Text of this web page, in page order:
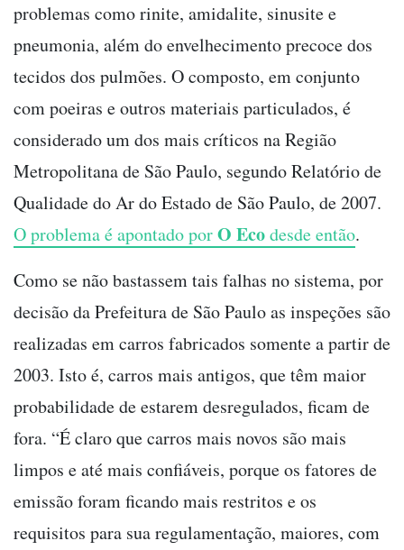
problemas como rinite, amidalite, sinusite e
pneumonia, além do envelhecimento precoce dos
tecidos dos pulmões. O composto, em conjunto
com poeiras e outros materiais particulados, é
considerado um dos mais críticos na Região
Metropolitana de São Paulo, segundo Relatório de
Qualidade do Ar do Estado de São Paulo, de 2007.
O problema é apontado porO Ecodesde então.
Como se não bastassem tais falhas no sistema, por
decisão da Prefeitura de São Paulo as inspeções são
realizadas em carros fabricados somente a partir de
2003. Isto é, carros mais antigos, que têm maior
probabilidade de estarem desregulados, ficam de
fora. “É claro que carros mais novos são mais
limpos e até mais confiáveis, porque os fatores de
emissão foram ficando mais restritos e os
requisitos para sua regulamentação, maiores, com